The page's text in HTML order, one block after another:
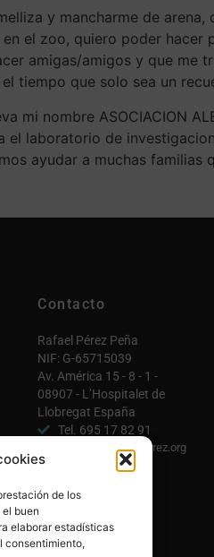
de los
buen
elaborar estadísticas
consentimiento,
y mancharme de
el zoo, quiero poder
amigas/amigos y que me
tiempo que solo sea un
mi nombre ASOCIACION
el laboratorio de
ayudar a muchas familias
Contacto
Rafael Pérez Peña
NIF: G-65715039
Av. América 15 - 8 - 1 -
08907 - L’Hospitalet de
Llobregat España
Tel. 695 17 82 91
info@fundacionalbaperez.org
Contactar
Mi cuenta